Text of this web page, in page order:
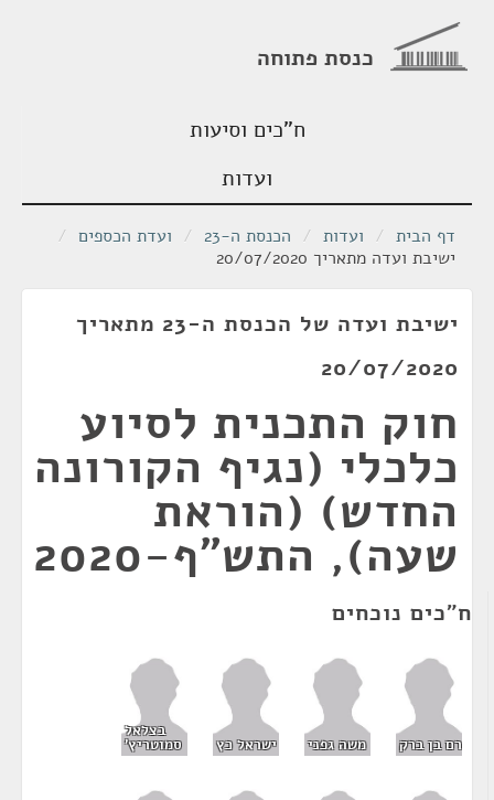
כנסת פתוחה
ח"כים וסיעות
ועדות
דף הבית / ועדות / הכנסת ה-23 / ועדת הכספים /
ישיבת ועדה מתאריך 20/07/2020
ישיבת ועדה של הכנסת ה-23 מתאריך
20/07/2020
חוק התכנית לסיוע
כלכלי (נגיף הקורונה
החדש) (הוראת
שעה), התש"ף-2020
ח"כים נוכחים
רם בן ברק משה גפני ישראל כץ
בצלאל
סמוטריץ'